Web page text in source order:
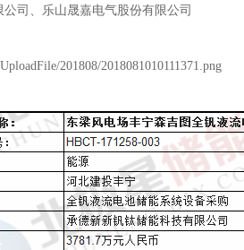
司、乐山晟嘉电气股份有限公司